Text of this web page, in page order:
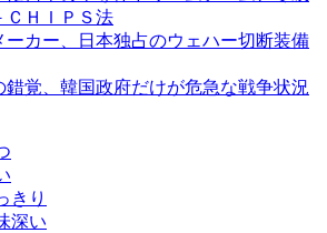
ＣＨＩＰＳ法
ーカー、日本独占のウェハー切断装備
錯覚、韓国政府だけが危急な戦争状況
きり
深い